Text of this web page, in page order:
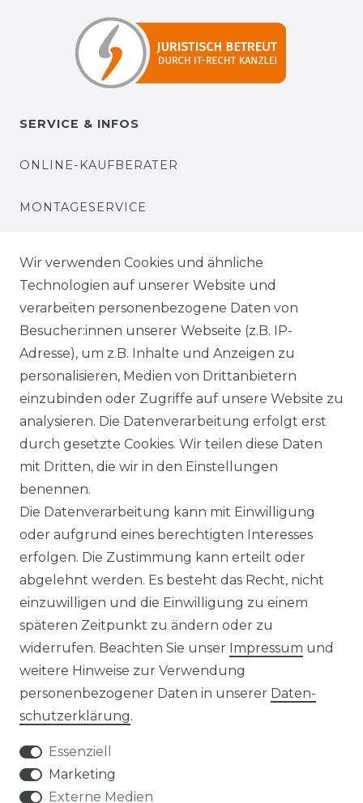
SERVICE & INFOS
ONLINE-KAUFBERATER
MONTAGESERVICE
BEZAHLUNG
KLIMA- UND UMWELTSCHUTZ
LEXIKON
UNTERNEHMEN
HERSTELLER
REFERENZEN
Widerrufs­recht
Wir verwenden Cookies und ähnliche
Technologien auf unserer Website und
verarbeiten personenbezogene Daten von
Besucher:innen unserer Webseite (z.B. IP-
Adresse), um z.B. Inhalte und Anzeigen zu
personalisieren, Medien von Drittanbietern
einzubinden oder Zugriffe auf unsere Website zu
analysieren. Die Datenverarbeitung erfolgt erst
durch gesetzte Cookies. Wir teilen diese Daten
mit Dritten, die wir in den Einstellungen
benennen.
Die Datenverarbeitung kann mit Einwilligung
oder aufgrund eines berechtigten Interesses
erfolgen. Die Zustimmung kann erteilt oder
abgelehnt werden. Es besteht das Recht, nicht
einzuwilligen und die Einwilligung zu einem
späteren Zeitpunkt zu ändern oder zu
widerrufen. Beachten Sie unser Impressum und
weitere Hinweise zur Verwendung
personenbezogener Daten in unserer Daten­
schutz­erklärung.
Essenziell
Marketing
Externe Medien